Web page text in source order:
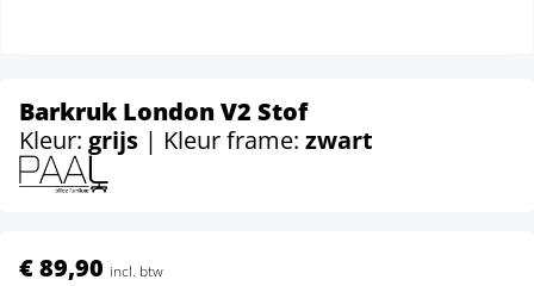
Barkruk London V2 Stof
Kleur: grijs | Kleur frame: zwart
€ 89,90 incl. btw